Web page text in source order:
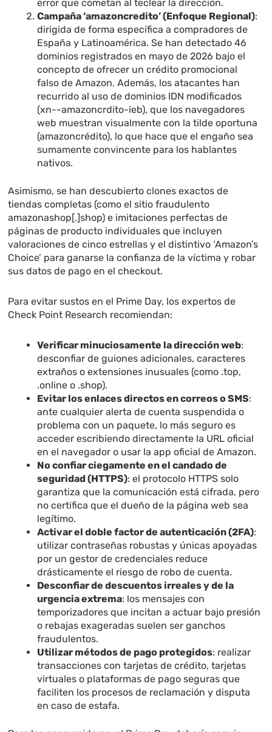
error que cometan al teclear la dirección.
Campaña ‘amazoncredito’ (Enfoque Regional):
dirigida de forma específica a compradores de
España y Latinoamérica. Se han detectado 46
dominios registrados en mayo de 2026 bajo el
concepto de ofrecer un crédito promocional
falso de Amazon. Además, los atacantes han
recurrido al uso de dominios IDN modificados
(xn--amazoncrdito-ieb), que los navegadores
web muestran visualmente con la tilde oportuna
(amazoncrédito), lo que hace que el engaño sea
sumamente convincente para los hablantes
nativos.
Asimismo, se han descubierto clones exactos de
tiendas completas (como el sitio fraudulento
amazonashop[.]shop) e imitaciones perfectas de
páginas de producto individuales que incluyen
valoraciones de cinco estrellas y el distintivo ‘Amazon’s
Choice’ para ganarse la confianza de la víctima y robar
sus datos de pago en el checkout.
Para evitar sustos en el Prime Day, los expertos de
Check Point Research recomiendan:
Verificar minuciosamente la dirección web:
desconfiar de guiones adicionales, caracteres
extraños o extensiones inusuales (como .top,
.online o .shop).
Evitar los enlaces directos en correos o SMS:
ante cualquier alerta de cuenta suspendida o
problema con un paquete, lo más seguro es
acceder escribiendo directamente la URL oficial
en el navegador o usar la app oficial de Amazon.
No confiar ciegamente en el candado de
seguridad (HTTPS): el protocolo HTTPS solo
garantiza que la comunicación está cifrada, pero
no certifica que el dueño de la página web sea
legítimo.
Activar el doble factor de autenticación (2FA):
utilizar contraseñas robustas y únicas apoyadas
por un gestor de credenciales reduce
drásticamente el riesgo de robo de cuenta.
Desconfiar de descuentos irreales y de la
urgencia extrema: los mensajes con
temporizadores que incitan a actuar bajo presión
o rebajas exageradas suelen ser ganchos
fraudulentos.
Utilizar métodos de pago protegidos: realizar
transacciones con tarjetas de crédito, tarjetas
virtuales o plataformas de pago seguras que
faciliten los procesos de reclamación y disputa
en caso de estafa.